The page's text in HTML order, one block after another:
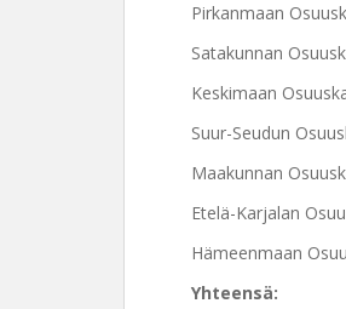
Pirkanmaan
Satakunnan
Keskimaan
Suur-Seudun
Maakunnan
Etelä-Karjalan
Hämeenmaan
Yhteensä: